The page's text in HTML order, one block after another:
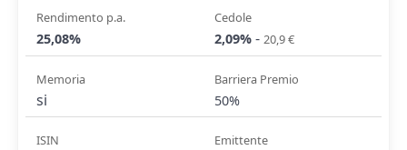
Rendimento p.a.
25,08%
Cedole
2,09% - 20,9 €
Memoria
si
Barriera Premio
50%
ISIN Emittente